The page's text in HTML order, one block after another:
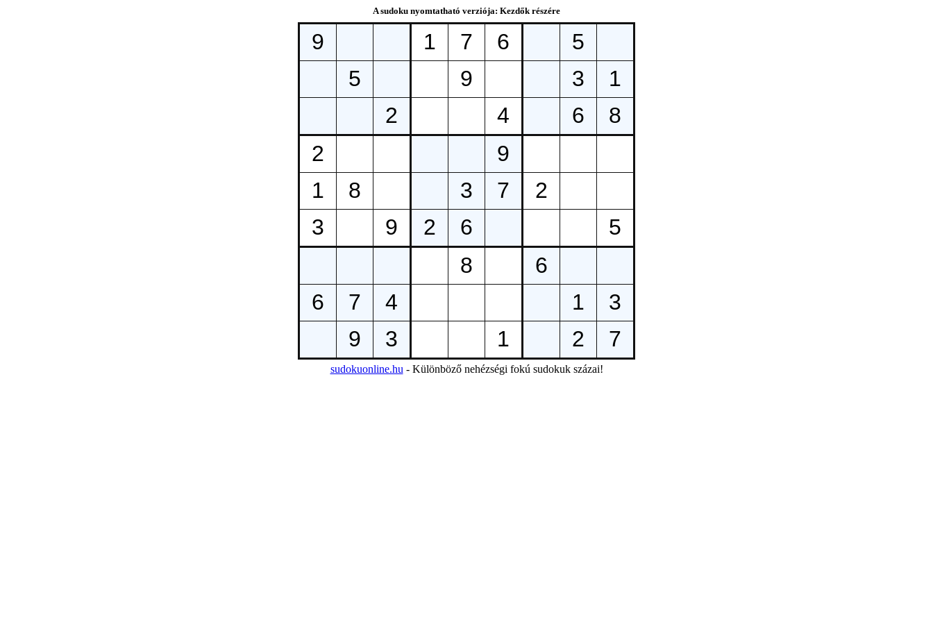
A sudoku nyomtatható verziója: Kezdők részére
sudokuonline.hu - Különböző nehézségi fokú sudokuk százai!